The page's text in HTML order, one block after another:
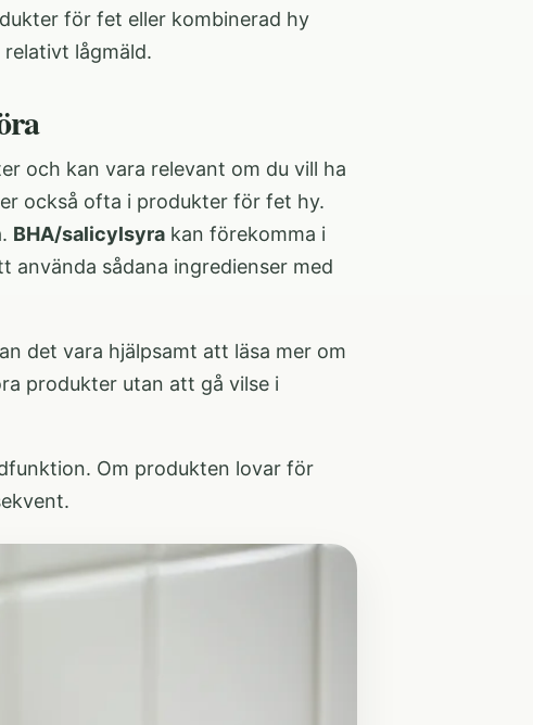
för fet eller kombinerad hy
lågmäld.
och kan vara relevant om du vill ha
också ofta i produkter för fet hy.
BHA/salicylsyra kan förekomma i
sådana ingredienser med
det vara hjälpsamt att läsa mer om
produkter utan att gå vilse i
Om produkten lovar för